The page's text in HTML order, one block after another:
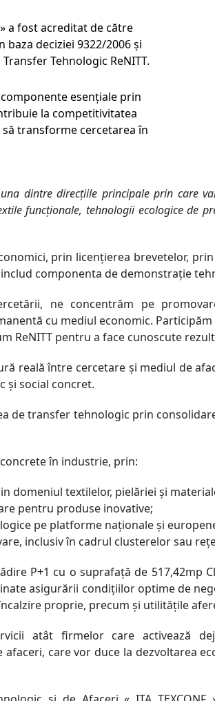
a fost acreditat de către
deciziei 9322/2006 şi
Tehnologic ReNITT.
esențiale prin
la competitivitatea
transforme cercetarea în
dintre direcțiile principale prin care
funcționale, tehnologii ecologice de
prin licențierea brevetelor,
componenta de demonstrație
ne concentrăm pe
cu mediul economic.
ReNITT pentru a face cunoscute
reală între cercetare și mediul de
și social concret.
de transfer tehnologic prin
în industrie, prin:
domeniul textilelor, pielăriei și
pentru produse inovative;
pe platforme naționale și
inclusiv în cadrul clusterelor sau
P+1 cu o suprafață de 517,42mp
asigurării condiţiilor optime de
proprie, precum şi utilităţile
atât firmelor care activează
care vor duce la dezvoltarea